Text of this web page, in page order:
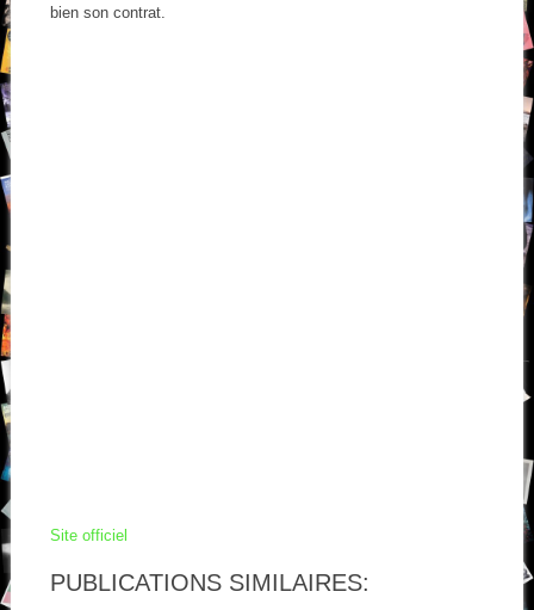
bien son contrat.
Site officiel
PUBLICATIONS SIMILAIRES: